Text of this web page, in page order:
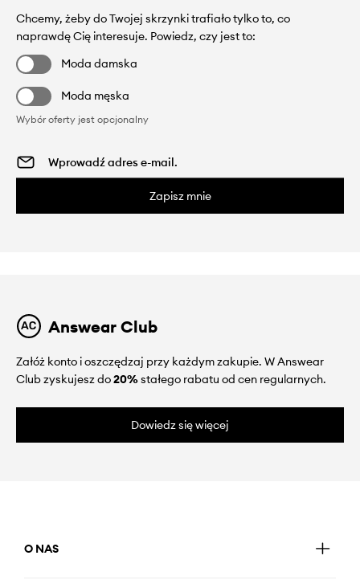
Chcemy, żeby do Twojej skrzynki trafiało tylko to, co
naprawdę Cię interesuje. Powiedz, czy jest to:
Moda damska
Moda męska
Wybór oferty jest opcjonalny
Zapisz mnie
Answear Club
Załóż konto i oszczędzaj przy każdym zakupie. W Answear
Club zyskujesz do20%stałego rabatu od cen regularnych.
Dowiedz się więcej
O NAS